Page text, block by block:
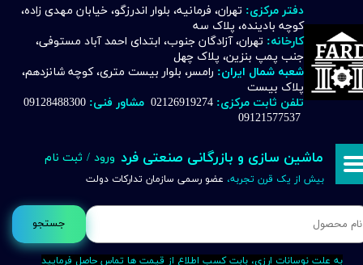
جستجو
دفتر مرکزی: تهران، فرمانیه، بلوار اندرزگو، خیابان مهدی زاده،
کوچه بادینده، پلاک سه
کارخانه: تهران، آزادگان جنوب، ابتدای احمد آباد مستوفی،
جنب پمپ بنزین، پلاک چهل
شعبه شمال ایران: رامسر، بلوار بیست متری، کوچه شانزدهم،
پلاک بیست
تلفن ثابت مرکزی: 02126919274 مشاور فنی:
09121577537
ماشین سازی و بازرگانی صنعتی فرد
بیش از یک قرن تجربه، عضو رسمی سازمان تدارکات دولت
ورود / ثبت نام
حساب کاربری من
تغییر گذر واژه
خروج از حساب کاربری
به علت نوسانات ارزی، بابت کسب اطلاع از قیمت ها تماس حاصل فرمایید